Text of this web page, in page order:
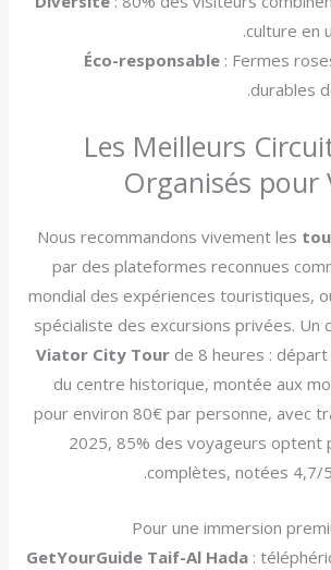
culture en
Éco-responsable: Fermes
durables
Les Meilleurs
Organisés pour
Nous recommandons vivement les
par des plateformes reconnues
mondial des expériences touristiques,
spécialiste des excursions privées. Un
Viator City Tourde 8 heures : départ
du centre historique, montée aux
pour environ 80€ par personne, avec
2025, 85% des voyageurs optent
complètes, notées 4,7/
.
Pour une immersion
GetYourGuide Taif-Al Hada: